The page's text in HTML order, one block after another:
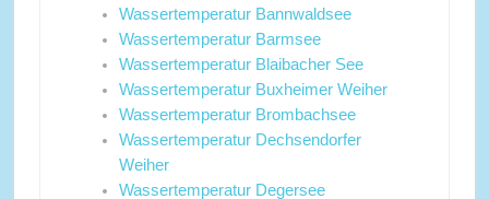
Wassertemperatur Bannwaldsee
Wassertemperatur Barmsee
Wassertemperatur Blaibacher See
Wassertemperatur Buxheimer Weiher
Wassertemperatur Brombachsee
Wassertemperatur Dechsendorfer
Weiher
Wassertemperatur Degersee